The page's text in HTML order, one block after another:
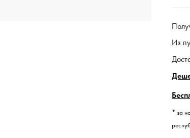
Из
* за